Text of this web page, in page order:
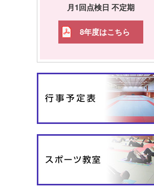
月1回点検日 不定期
8年度はこちら